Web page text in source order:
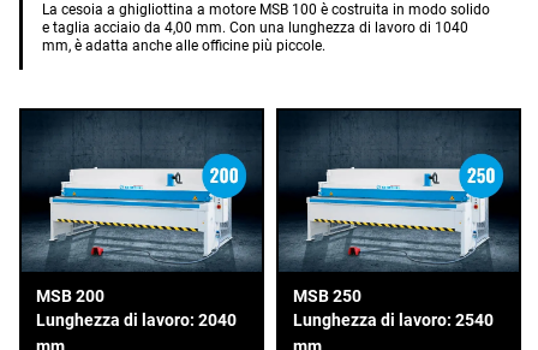
La cesoia a ghigliottina a motore MSB 100 è costruita in modo solido
e taglia acciaio da 4,00 mm. Con una lunghezza di lavoro di 1040
mm, è adatta anche alle officine più piccole.
MSB 200
Lunghezza di lavoro: 2040
MSB 250
Lunghezza di lavoro: 2540